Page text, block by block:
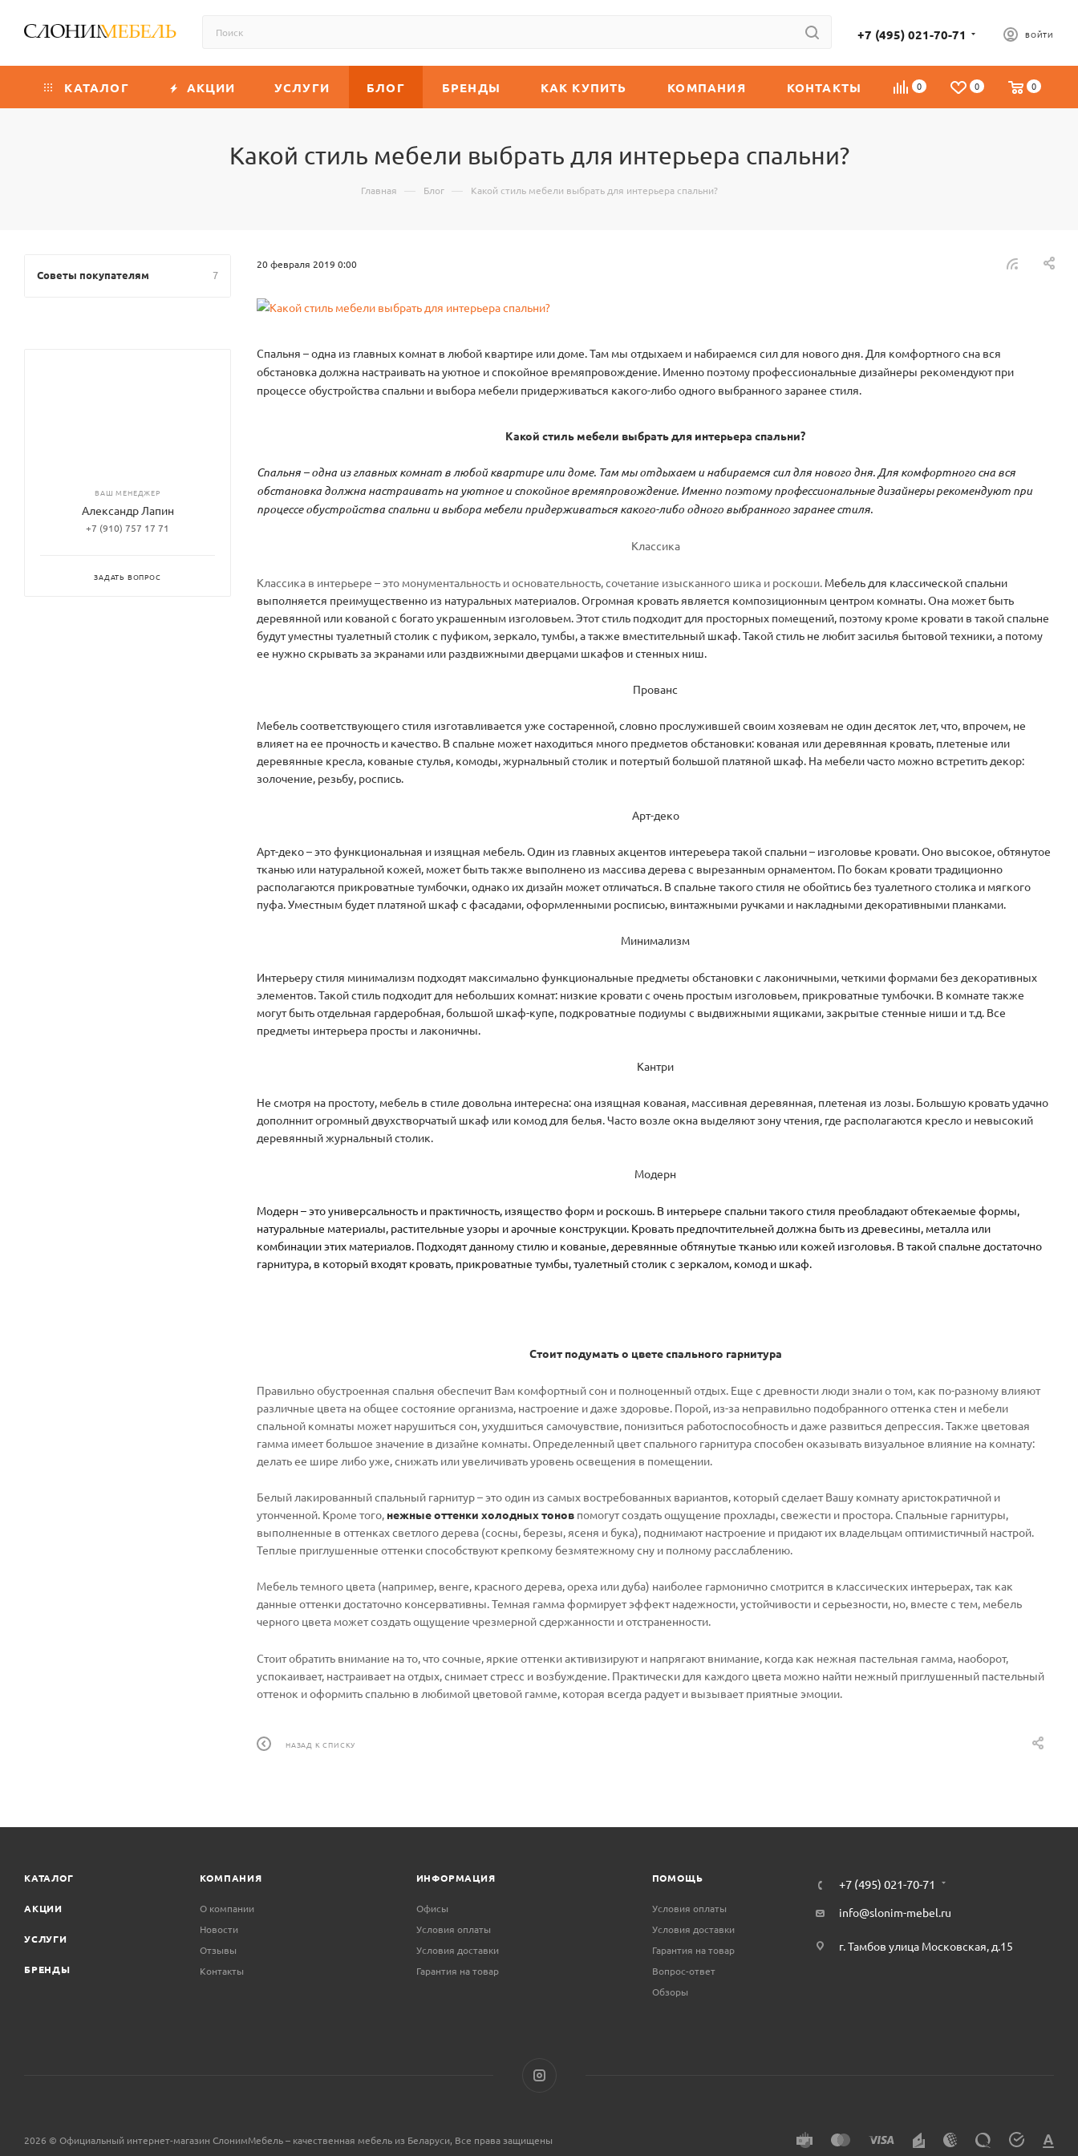
+7 (495) 021-70-71 ВОЙТИ
0 0 0
КАТАЛОГ АКЦИИ УСЛУГИ БЛОГ БРЕНДЫ КАК КУПИТЬ КОМПАНИЯ КОНТАКТЫ
Какой стиль мебели выбрать для интерьера спальни?
Главная — Блог — Какой стиль мебели выбрать для интерьера спальни?
20 февраля 2019 0:00
Спальня – одна из главных комнат в любой квартире или доме. Там мы отдыхаем и набираемся сил для нового дня. Для комфортного сна вся
обстановка должна настраивать на уютное и спокойное времяпровождение. Именно поэтому профессиональные дизайнеры рекомендуют при
процессе обустройства спальни и выбора мебели придерживаться какого-либо одного выбранного заранее стиля.
Какой стиль мебели выбрать для интерьера спальни?
Спальня – одна из главных комнат в любой квартире или доме. Там мы отдыхаем и набираемся сил для нового дня. Для комфортного сна вся
обстановка должна настраивать на уютное и спокойное времяпровождение. Именно поэтому профессиональные дизайнеры рекомендуют при
процессе обустройства спальни и выбора мебели придерживаться какого-либо одного выбранного заранее стиля.
Классика
Классика в интерьере – это монументальность и основательность, сочетание изысканного шика и роскоши. Мебель для классической спальни
выполняется преимущественно из натуральных материалов. Огромная кровать является композиционным центром комнаты. Она может быть
деревянной или кованой с богато украшенным изголовьем. Этот стиль подходит для просторных помещений, поэтому кроме кровати в такой спальне
будут уместны туалетный столик с пуфиком, зеркало, тумбы, а также вместительный шкаф. Такой стиль не любит засилья бытовой техники, а потому
ее нужно скрывать за экранами или раздвижными дверцами шкафов и стенных ниш.
Прованс
Мебель соответствующего стиля изготавливается уже состаренной, словно прослужившей своим хозяевам не один десяток лет, что, впрочем, не
влияет на ее прочность и качество. В спальне может находиться много предметов обстановки: кованая или деревянная кровать, плетеные или
деревянные кресла, кованые стулья, комоды, журнальный столик и потертый большой платяной шкаф. На мебели часто можно встретить декор:
золочение, резьбу, роспись.
Арт-деко
Арт-деко – это функциональная и изящная мебель. Один из главных акцентов интереьера такой спальни – изголовье кровати. Оно высокое, обтянутое
тканью или натуральной кожей, может быть также выполнено из массива дерева с вырезанным орнаментом. По бокам кровати традиционно
располагаются прикроватные тумбочки, однако их дизайн может отличаться. В спальне такого стиля не обойтись без туалетного столика и мягкого
пуфа. Уместным будет платяной шкаф с фасадами, оформленными росписью, винтажными ручками и накладными декоративными планками.
Минимализм
Интерьеру стиля минимализм подходят максимально функциональные предметы обстановки с лаконичными, четкими формами без декоративных
элементов. Такой стиль подходит для небольших комнат: низкие кровати с очень простым изголовьем, прикроватные тумбочки. В комнате также
могут быть отдельная гардеробная, большой шкаф-купе, подкроватные подиумы с выдвижными ящиками, закрытые стенные ниши и т.д. Все
предметы интерьера просты и лаконичны.
Кантри
Не смотря на простоту, мебель в стиле довольна интересна: она изящная кованая, массивная деревянная, плетеная из лозы. Большую кровать удачно
дополннит огромный двухстворчатый шкаф или комод для белья. Часто возле окна выделяют зону чтения, где располагаются кресло и невысокий
деревянный журнальный столик.
Модерн
Модерн – это универсальность и практичность, изящество форм и роскошь. В интерьере спальни такого стиля преобладают обтекаемые формы,
натуральные материалы, растительные узоры и арочные конструкции. Кровать предпочтительней должна быть из древесины, металла или
комбинации этих материалов. Подходят данному стилю и кованые, деревянные обтянутые тканью или кожей изголовья. В такой спальне достаточно
гарнитура, в который входят кровать, прикроватные тумбы, туалетный столик с зеркалом, комод и шкаф.
Стоит подумать о цвете спального гарнитура
Правильно обустроенная спальня обеспечит Вам комфортный сон и полноценный отдых. Еще с древности люди знали о том, как по-разному влияют
различные цвета на общее состояние организма, настроение и даже здоровье. Порой, из-за неправильно подобранного оттенка стен и мебели
спальной комнаты может нарушиться сон, ухудшиться самочувствие, понизиться работоспособность и даже развиться депрессия. Также цветовая
гамма имеет большое значение в дизайне комнаты. Определенный цвет спального гарнитура способен оказывать визуальное влияние на комнату:
делать ее шире либо уже, снижать или увеличивать уровень освещения в помещении.
Белый лакированный спальный гарнитур – это один из самых востребованных вариантов, который сделает Вашу комнату аристократичной и
утонченной. Кроме того, нежные оттенки холодных тонов помогут создать ощущение прохлады, свежести и простора. Спальные гарнитуры,
выполненные в оттенках светлого дерева (сосны, березы, ясеня и бука), поднимают настроение и придают их владельцам оптимистичный настрой.
Теплые приглушенные оттенки способствуют крепкому безмятежному сну и полному расслаблению.
Мебель темного цвета (например, венге, красного дерева, ореха или дуба) наиболее гармонично смотрится в классических интерьерах, так как
данные оттенки достаточно консервативны. Темная гамма формирует эффект надежности, устойчивости и серьезности, но, вместе с тем, мебель
черного цвета может создать ощущение чрезмерной сдержанности и отстраненности.
Стоит обратить внимание на то, что сочные, яркие оттенки активизируют и напрягают внимание, когда как нежная пастельная гамма, наоборот,
успокаивает, настраивает на отдых, снимает стресс и возбуждение. Практически для каждого цвета можно найти нежный приглушенный пастельный
оттенок и оформить спальню в любимой цветовой гамме, которая всегда радует и вызывает приятные эмоции.
НАЗАД К СПИСКУ
Советы покупателям 7
ВАШ МЕНЕДЖЕР
Александр Лапин
+7 (910) 757 17 71
ЗАДАТЬ ВОПРОС
КАТАЛОГ
АКЦИИ
УСЛУГИ
БРЕНДЫ
КОМПАНИЯ
О компании
Новости
Отзывы
Контакты
ИНФОРМАЦИЯ
Офисы
Условия оплаты
Условия доставки
Гарантия на товар
ПОМОЩЬ
Условия оплаты
Условия доставки
Гарантия на товар
Вопрос-ответ
Обзоры
+7 (495) 021-70-71
info@slonim-mebel.ru
г. Тамбов улица Московская, д.15
2026 © Официальный интернет-магазин СлонимМебель – качественная мебель из Беларуси, Все права защищены